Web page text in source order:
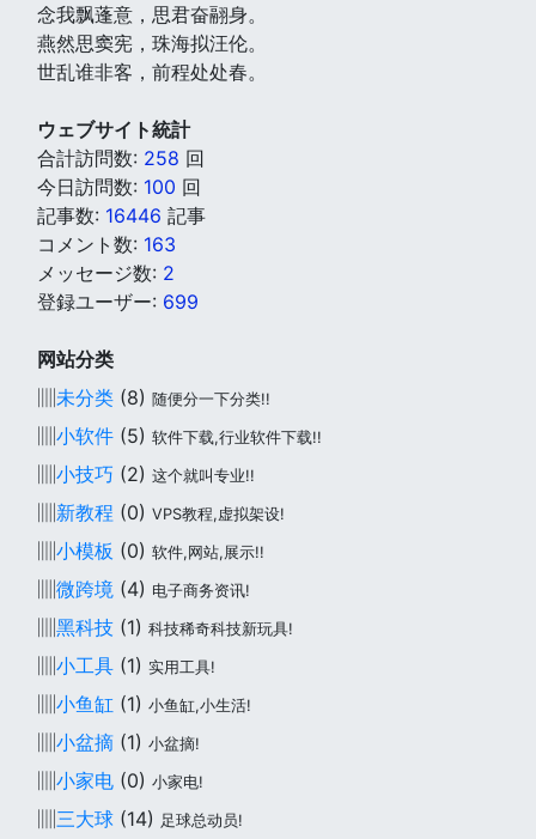
念我飘蓬意，思君奋翮身。
燕然思窦宪，珠海拟汪伦。
世乱谁非客，前程处处春。
ウェブサイト統計
合計訪問数: 258 回
今日訪問数: 100 回
記事数: 16446 記事
コメント数: 163
メッセージ数: 2
登録ユーザー: 699
网站分类
未分类 (8) 随便分一下分类!!
小软件 (5) 软件下载,行业软件下载!!
小技巧 (2) 这个就叫专业!!
新教程 (0) VPS教程,虚拟架设!
小模板 (0) 软件,网站,展示!!
微跨境 (4) 电子商务资讯!
黑科技 (1) 科技稀奇科技新玩具!
小工具 (1) 实用工具!
小鱼缸 (1) 小鱼缸,小生活!
小盆摘 (1) 小盆摘!
小家电 (0) 小家电!
三大球 (14) 足球总动员!